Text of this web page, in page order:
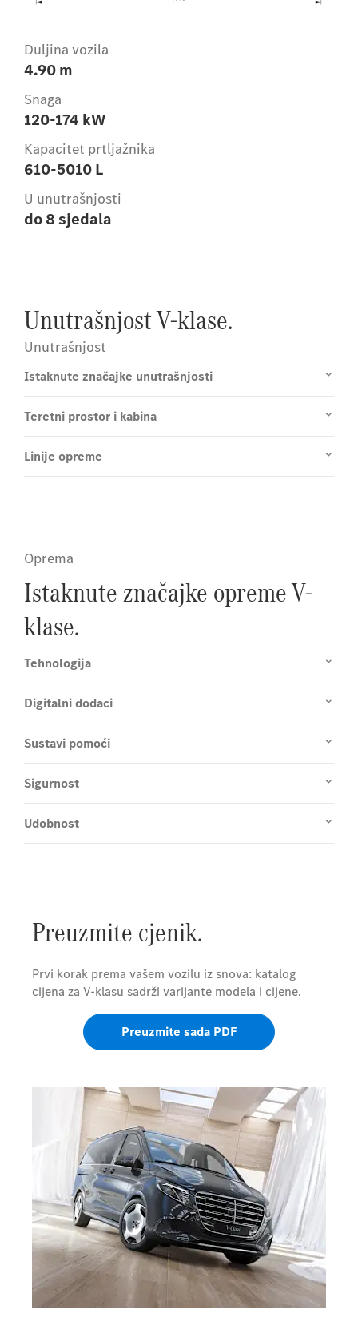
Duljina vozila
4.90 m
Snaga
120-174 kW
Kapacitet prtljažnika
610-5010 L
U unutrašnjosti
do 8 sjedala
Unutrašnjost V-klase.
Unutrašnjost
Istaknute značajke unutrašnjosti
Teretni prostor i kabina
Linije opreme
Oprema
Istaknute značajke opreme V-
klase.
Tehnologija
Digitalni dodaci
Sustavi pomoći
Sigurnost
Udobnost
Preuzmite cjenik.
Prvi korak prema vašem vozilu iz snova: katalog
cijena za V-klasu sadrži varijante modela i cijene.
Preuzmite sada PDF